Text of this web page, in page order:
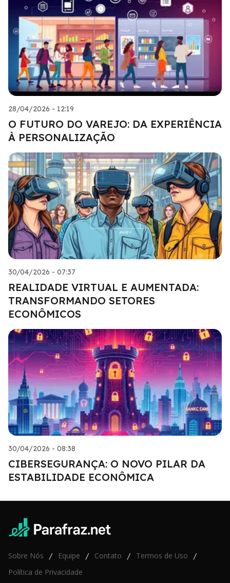
28/04/2026 - 12:19
O FUTURO DO VAREJO: DA EXPERIÊNCIA
À PERSONALIZAÇÃO
30/04/2026 - 07:37
REALIDADE VIRTUAL E AUMENTADA:
TRANSFORMANDO SETORES
ECONÔMICOS
30/04/2026 - 08:38
CIBERSEGURANÇA: O NOVO PILAR DA
ESTABILIDADE ECONÔMICA
Sobre Nós / Equipe / Contato / Termos de Uso /
Política de Privacidade